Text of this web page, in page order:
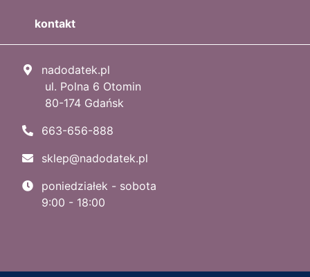
kontakt
nadodatek.pl
ul. Polna 6 Otomin
80-174 Gdańsk
663-656-888
sklep@nadodatek.pl
poniedziałek - sobota
9:00 - 18:00